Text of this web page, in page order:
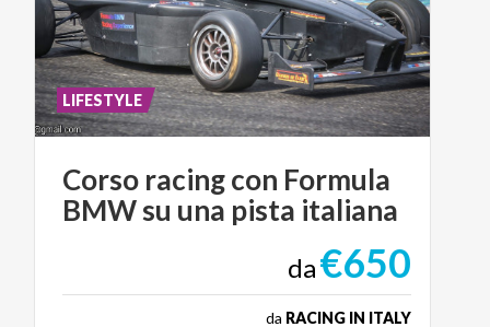
Corso racingcon Formula
BMWsu una pista italiana
LIFESTYLE
da€650
da RACING IN ITALY